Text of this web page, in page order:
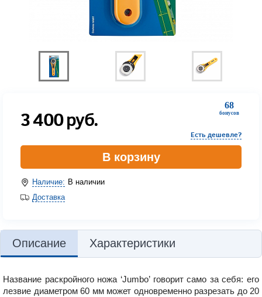
68
бонусов
3 400руб.
Есть дешевле?
В корзину
Наличие: В наличии
Доставка
Описание Характеристики
Название раскройного ножа ‘Jumbo’ говорит само за себя: его
лезвие диаметром 60 мм может одновременно разрезать до 20